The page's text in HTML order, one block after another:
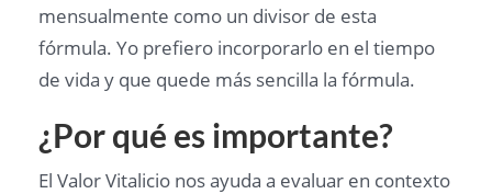
mensualmente como un divisor de esta
fórmula. Yo prefiero incorporarlo en el tiempo
de vida y que quede más sencilla la fórmula.
¿Por qué es importante?
El Valor Vitalicio nos ayuda a evaluar en contexto